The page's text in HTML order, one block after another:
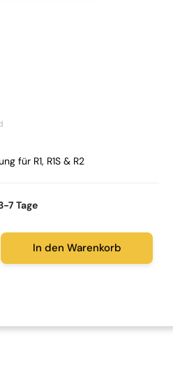
für R1, R1S & R2
7 Tage
In den Warenkorb